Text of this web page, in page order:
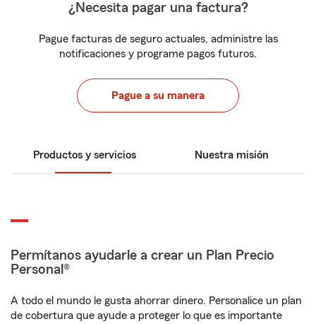
¿Necesita pagar una factura?
Pague facturas de seguro actuales, administre las
notificaciones y programe pagos futuros.
Pague a su manera
Productos y servicios Nuestra misión
Permítanos ayudarle a crear un Plan Precio
Personal®
A todo el mundo le gusta ahorrar dinero. Personalice un plan
de cobertura que ayude a proteger lo que es importante